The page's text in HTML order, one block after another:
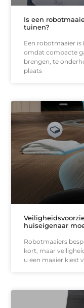
Is een
tuinen?
Een robotmaaier
omdat compacte
brengen, te
plaats
huiseigenaar
Robotmaaiers
kort, maar
u een maaier kiest